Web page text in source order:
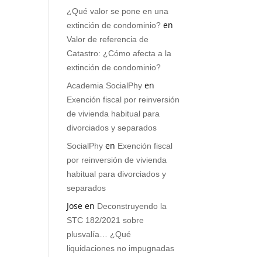
¿Qué valor se pone en una
extinción de condominio? en
Valor de referencia de
Catastro: ¿Cómo afecta a la
extinción de condominio?
Academia SocialPhy en
Exención fiscal por reinversión
de vivienda habitual para
divorciados y separados
SocialPhy en Exención fiscal
por reinversión de vivienda
habitual para divorciados y
separados
Jose en Deconstruyendo la
STC 182/2021 sobre
plusvalía… ¿Qué
liquidaciones no impugnadas